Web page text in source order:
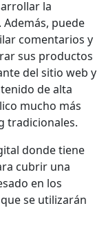
la
puede
comentarios y
sus productos
del sitio web y
de alta
mucho más
tradicionales.
donde tiene
cubrir una
en los
se utilizarán